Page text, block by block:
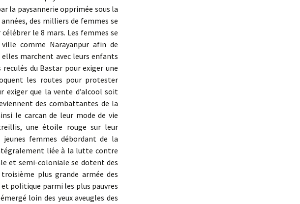
la paysannerie opprimée sous la
des milliers de femmes se
le 8 mars. Les femmes se
comme Narayanpur afin de
elles marchent avec leurs enfants
du Bastar pour exiger une
les routes pour protester
que la vente d’alcool soit
des combattantes de la
le carcan de leur mode de vie
une étoile rouge sur leur
femmes débordant de la
liée à la lutte contre
et semi-coloniale se dotent des
plus grande armée des
et politique parmi les plus pauvres
loin des yeux aveugles des